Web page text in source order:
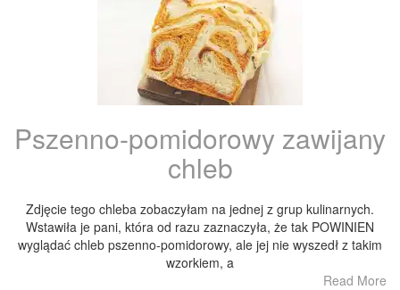
Pszenno-pomidorowy zawijany
chleb
Zdjęcie tego chleba zobaczyłam na jednej z grup kulinarnych.
Wstawiła je pani, która od razu zaznaczyła, że tak POWINIEN
wyglądać chleb pszenno-pomidorowy, ale jej nie wyszedł z takim
wzorkiem, a
Read More